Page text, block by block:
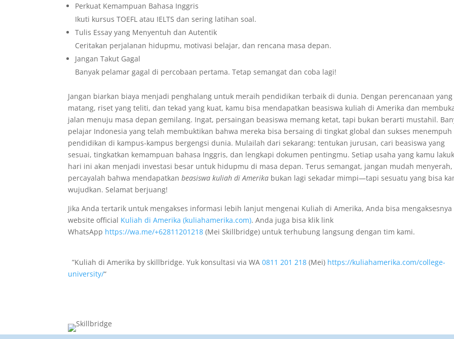
Perkuat Kemampuan Bahasa Inggris
Ikuti kursus TOEFL atau IELTS dan sering latihan soal.
Tulis Essay yang Menyentuh dan Autentik
Ceritakan perjalanan hidupmu, motivasi belajar, dan rencana masa depan.
Jangan Takut Gagal
Banyak pelamar gagal di percobaan pertama. Tetap semangat dan coba lagi!
Jangan biarkan biaya menjadi penghalang untuk meraih pendidikan terbaik di dunia. Dengan perencanaan yang
matang, riset yang teliti, dan tekad yang kuat, kamu bisa mendapatkan beasiswa kuliah di Amerika dan
jalan menuju masa depan gemilang. Ingat, persaingan beasiswa memang ketat, tapi bukan berarti mustahil.
pelajar Indonesia yang telah membuktikan bahwa mereka bisa bersaing di tingkat global dan sukses menempuh
pendidikan di kampus-kampus bergengsi dunia. Mulailah dari sekarang: tentukan jurusan, cari beasiswa yang
sesuai, tingkatkan kemampuan bahasa Inggris, dan lengkapi dokumen pentingmu. Setiap usaha yang kamu
hari ini akan menjadi investasi besar untuk hidupmu di masa depan. Terus semangat, jangan mudah menyerah,
percayalah bahwa mendapatkanbeasiswa kuliah di Amerika bukan lagi sekadar mimpi—tapi sesuatu yang bisa
wujudkan. Selamat berjuang!
Jika Anda tertarik untuk mengakses informasi lebih lanjut mengenai Kuliah di Amerika, Anda bisa mengaksesnya
website official Kuliah di Amerika (kuliahamerika.com). Anda juga bisa klik link
WhatsApp https://wa.me/+62811201218 (Mei Skillbridge) untuk terhubung langsung dengan tim kami.
”Kuliah di Amerika by skillbridge. Yuk konsultasi via WA0811 201 218 (Mei) https://kuliahamerika.com/college-
university/“